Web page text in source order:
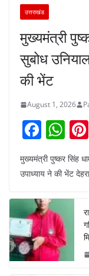
उत्तराखंड
मुख्यमंत्री
सुबोध
की भेंट
August 1, 2026
F
a
c
b
o
o
k
W
h
at
A
p
p
मुख्यमंत्री पुष्कर सिंह
उपाध्याय ने की भेंट